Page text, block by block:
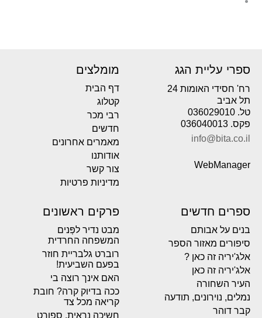
ספרי עליית הגג
רח' חסידי האומות 24
תל אביב
טל. 036029010
פקס. 036040013
info@bita.co.il
WebManager
מומלצים
דף הבית
קטלוג
רבי מכר
חדשים
מאמרים אחרונים
אודותנו
צור קשר
מדיניות פרטיות
ספרים חדשים
בנים על אבותם
סיפורים מאזור הספר
אלג'יריה זה כאן ?
אלג'יריה זה כאן
העיר השחורה
נמלים, נוירונים, תודעה
קבר דוהר
פרקים ראשונים
מבט נדיר לפְּנים
המשפחה החרדית
רוברט גלבריית חוזר
בפעם השביעית!
האם אינך רוצה בי
ככה בדיוק קרה? חובת
קריאה מכל צד
חשיכה נראית. ספורט